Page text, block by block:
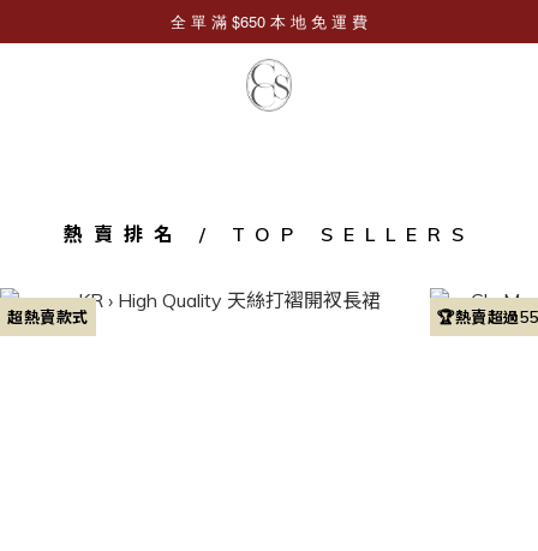
熱賣排名 / TOP SELLERS
超熱賣款式 🏆熱賣超過